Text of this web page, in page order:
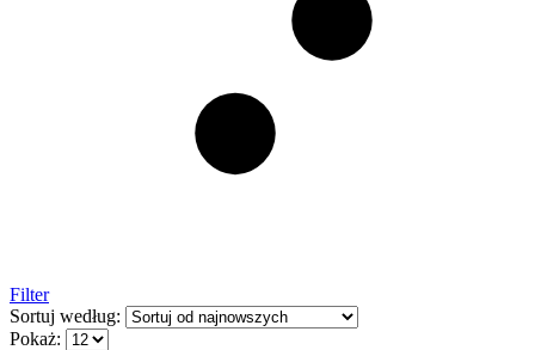
Filter
Sortuj według:
Pokaż: